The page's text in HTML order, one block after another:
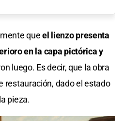
queel lienzo presenta
en la capa pictórica y
luego. Es decir, que la obra
restauración, dado el estado
pieza.